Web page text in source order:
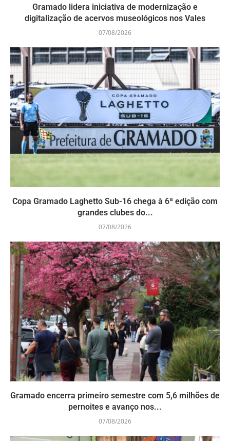
Gramado lidera iniciativa de modernização e
digitalização de acervos museológicos nos Vales
07/08/2026
Copa Gramado Laghetto Sub-16 chega à 6ª edição com
grandes clubes do...
07/08/2026
Gramado encerra primeiro semestre com 5,6 milhões de
pernoites e avanço nos...
07/08/2026